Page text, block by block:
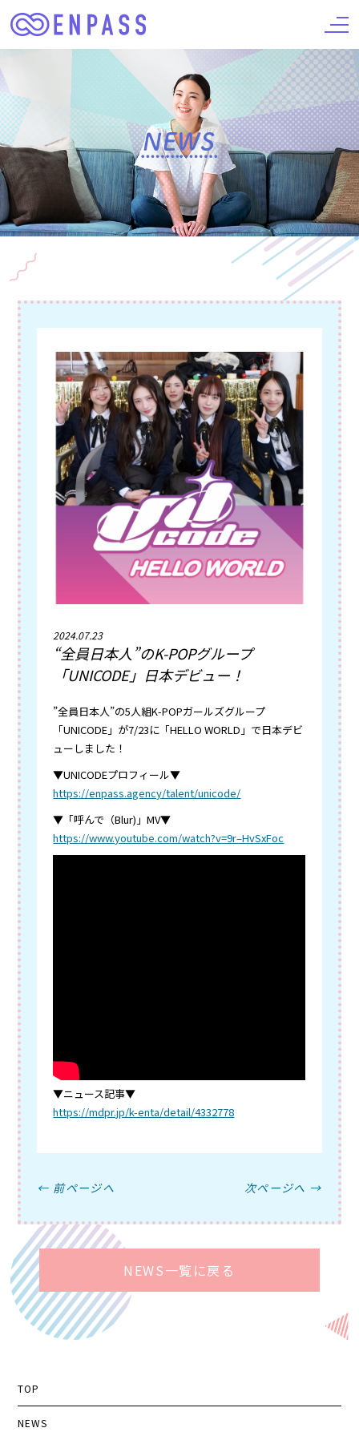
2024.07.23
“全員日本人”のK-POPグループ
「UNICODE」日本デビュー！
”全員日本人”の5人組K-POPガールズグループ
「UNICODE」が7/23に「HELLO WORLD」で日本デビ
ューしました！
▼UNICODEプロフィール▼
https://enpass.agency/talent/unicode/
▼「呼んで（Blur)」MV▼
https://www.youtube.com/watch?v=9r–HvSxFoc
▼ニュース記事▼
https://mdpr.jp/k-enta/detail/4332778
← 前ページへ 次ページへ →
NEWS一覧に戻る
TOP
NEWS